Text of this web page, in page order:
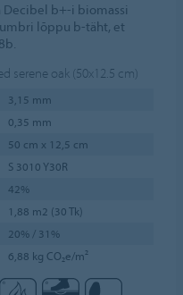
Decibel b+-i biomassi
lõppu b-täht, et
serene oak (50x12.5 cm)
3,15 mm
0,35 mm
50 cm x 12,5 cm
S 3010 Y30R
42%
1,88 m2 (30 Tk)
20% / 31%
6,88 kg CO₂e/m²